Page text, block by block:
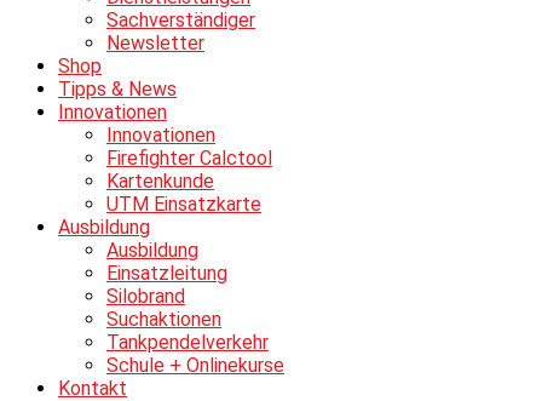
Sachverständiger
Newsletter
Shop
Tipps & News
Innovationen
Innovationen
Firefighter Calctool
Kartenkunde
UTM Einsatzkarte
Ausbildung
Ausbildung
Einsatzleitung
Silobrand
Suchaktionen
Tankpendelverkehr
Schule + Onlinekurse
Kontakt